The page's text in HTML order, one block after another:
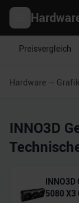
Preisvergleich
Hardware
INNO3D
INNO3D
5080 X3